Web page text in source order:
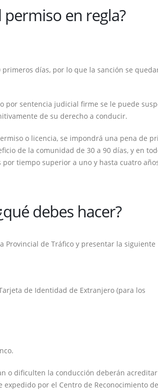
en regla?
días, por lo que la sanción se
por sentencia judicial firme se le puede
de su derecho a conducir.
o licencia, se impondrá una pena de
de la comunidad de 30 a 90 días, y en
tiempo superior a uno y hasta cuatro
debes hacer?
Provincial de Tráfico y presentar la siguiente
de Identidad de Extranjero (para los
o dificulten la conducción deberán
por el Centro de Reconocimiento de